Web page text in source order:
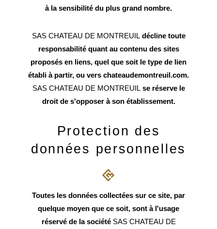
à la sensibilité du plus grand nombre.
SAS CHATEAU DE MONTREUIL décline toute
responsabilité quant au contenu des sites
proposés en liens, quel que soit le type de lien
établi à partir, ou vers chateaudemontreuil.com.
SAS CHATEAU DE MONTREUILse réserve le
droit de s'opposer à son établissement.
Protection des
données personnelles
Toutes les données collectées sur ce site, par
quelque moyen que ce soit, sont à l'usage
réservé de la société SAS CHATEAU DE